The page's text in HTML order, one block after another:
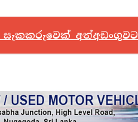
අත්අඩංගුවට